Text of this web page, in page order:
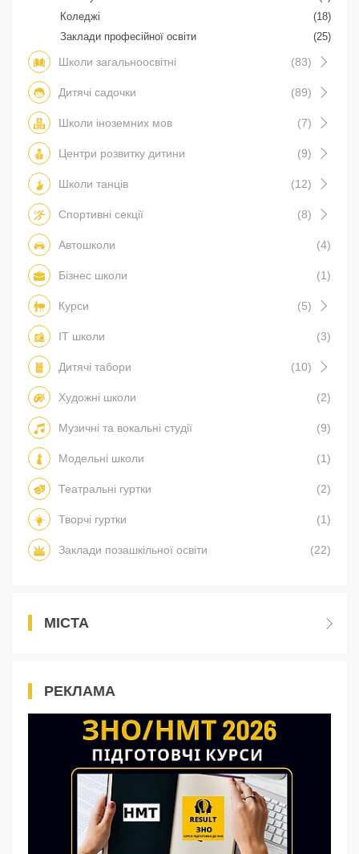
Коледжі
(18)
Заклади професійної освіти
(25)
Школи загальноосвітні (83)
Дитячі садочки (89)
Школи іноземних мов (7)
Центри розвитку дитини (9)
Школи танців (12)
Спортивні секції (8)
Автошколи (4)
Бізнес школи (1)
Курси (5)
IT школи (3)
Дитячі табори (10)
Художні школи (2)
Музичні та вокальні студії (9)
Модельні школи (1)
Театральні гуртки (2)
Творчі гуртки (1)
Заклади позашкільної освіти (22)
МІСТА
РЕКЛАМА